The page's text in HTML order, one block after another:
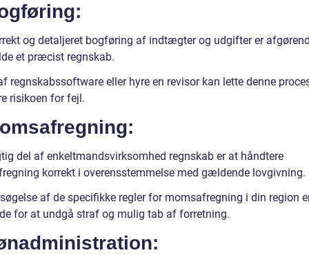
og detaljeret bogføring af indtægter og udgifter er
et præcist regnskab.
regnskabssoftware eller hyre en revisor kan lette denne
risikoen for fejl.
del af enkeltmandsvirksomhed regnskab er at håndtere
korrekt i overensstemmelse med gældende lovgivning.
af de specifikke regler for momsafregning i din region
for at undgå straf og mulig tab af forretning.